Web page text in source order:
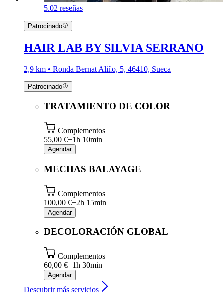
5.02 reseñas
Patrocinado
HAIR LAB BY SILVIA SERRANO
2,9 km • Ronda Bernat Aliño, 5, 46410, Sueca
Patrocinado
TRATAMIENTO DE COLOR
Complementos
55,00 €+1h 10min
Agendar
MECHAS BALAYAGE
Complementos
100,00 €+2h 15min
Agendar
DECOLORACIÓN GLOBAL
Complementos
60,00 €+1h 30min
Agendar
Descubrir más servicios